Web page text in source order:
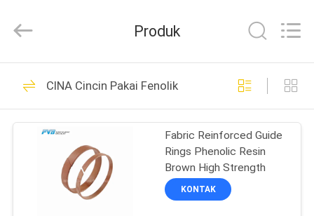
RUMAH
PRODUK
Bearing
Co.,Ltd.
Reserved.
Bantalan Perunggu
Padat
10
Produk
CINA Cincin Pakai Fenolik
Fabric Reinforced Guide
Rings Phenolic Resin
Brown High Strength
KONTAK